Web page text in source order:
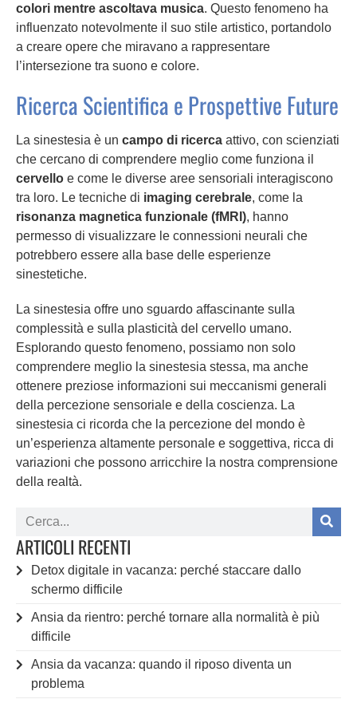
colori mentre ascoltava musica. Questo fenomeno ha
influenzato notevolmente il suo stile artistico, portandolo
a creare opere che miravano a rappresentare
l’intersezione tra suono e colore.
Ricerca Scientifica e Prospettive Future
La sinestesia è un campo di ricerca attivo, con scienziati
che cercano di comprendere meglio come funziona il
cervello e come le diverse aree sensoriali interagiscono
tra loro. Le tecniche di imaging cerebrale, come la
risonanza magnetica funzionale (fMRI), hanno
permesso di visualizzare le connessioni neurali che
potrebbero essere alla base delle esperienze
sinestetiche.
La sinestesia offre uno sguardo affascinante sulla
complessità e sulla plasticità del cervello umano.
Esplorando questo fenomeno, possiamo non solo
comprendere meglio la sinestesia stessa, ma anche
ottenere preziose informazioni sui meccanismi generali
della percezione sensoriale e della coscienza. La
sinestesia ci ricorda che la percezione del mondo è
un’esperienza altamente personale e soggettiva, ricca di
variazioni che possono arricchire la nostra comprensione
della realtà.
ARTICOLI RECENTI
Detox digitale in vacanza: perché staccare dallo
schermo difficile
Ansia da rientro: perché tornare alla normalità è più
difficile
Ansia da vacanza: quando il riposo diventa un
problema